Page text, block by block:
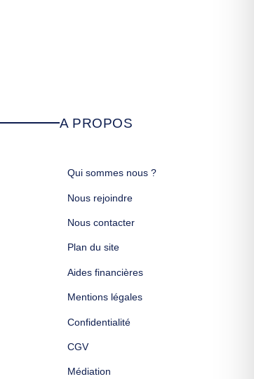
A PROPOS
Qui sommes nous ?
Nous rejoindre
Nous contacter
Plan du site
Aides financières
Mentions légales
Confidentialité
CGV
Médiation